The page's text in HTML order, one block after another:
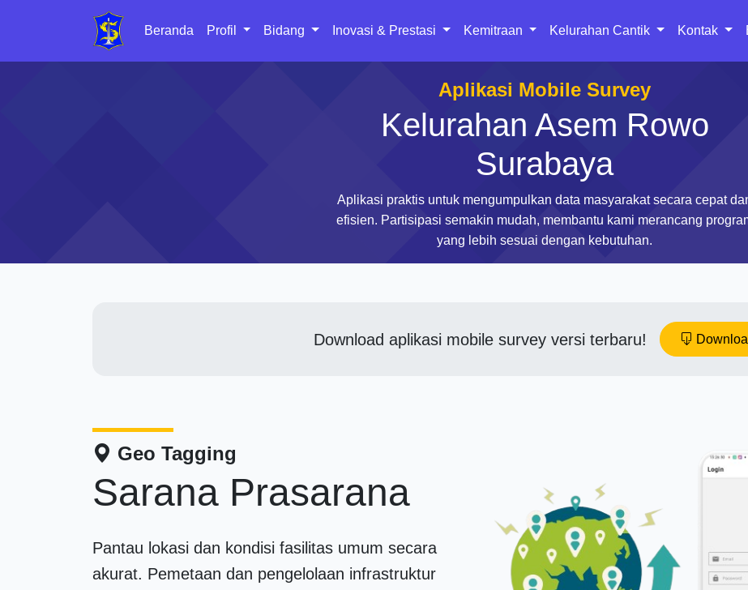
Beranda Profil Bidang Inovasi & Prestasi Kemitraan Kelurahan Cantik Kontak
Aplikasi Mobile Survey
Kelurahan Asem Rowo
Surabaya
Aplikasi praktis untuk mengumpulkan data masyarakat secara cepat
efisien. Partisipasi semakin mudah, membantu kami merancang
yang lebih sesuai dengan kebutuhan.
Download aplikasi mobile survey versi terbaru!
Geo Tagging
Sarana Prasarana
Pantau lokasi dan kondisi fasilitas umum secara
akurat. Pemetaan dan pengelolaan infrastruktur